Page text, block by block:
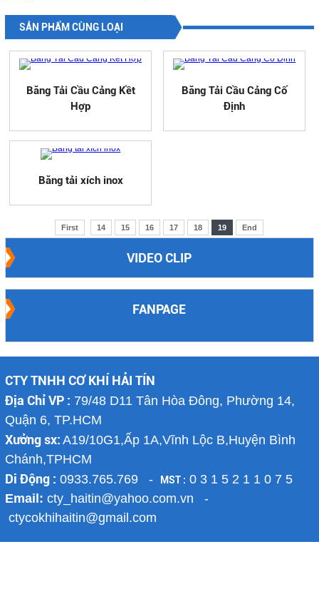
SẢN PHẨM CÙNG LOẠI
Băng Tải Cầu Cảng Kềt
Hợp
Băng Tải Cầu Cảng Cố
Định
Băng tải xích inox
First 14 15 16 17 18 19 End
VIDEO CLIP
FANPAGE
CTY TNHH CƠ KHÍ HẢI TÍN
Địa Chỉ VP : 79/48 D11 Tân Hòa Đông, Phường 14,
Quận 6, TP.HCM
Xưởng sx: A19/10G1,Ấp 1A,Vĩnh Lộc B,Huyện Bình
Chánh,TPHCM
Di Động : 0933.765.769 - MST : 0 3 1 5 2 1 1 0 7 5
Email: cty_haitin@yahoo.com.vn -
ctycokhihaitin@gmail.com